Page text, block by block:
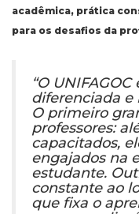
acadêmica, prática
para os desafios da
“O
diferenciada e
O primeiro
professores:
capacitados,
engajados na
estudante.
constante ao
que fixa o